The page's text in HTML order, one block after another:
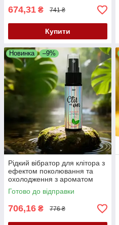
674,31 ₴ 741 ₴
Купити
Новинка –9%
Рідкий вібратор для клітора з
ефектом поколювання та
охолодження з ароматом
перцевої м’яти Intt Clit Me On
Peppermint, 12 мл
Готово до відправки
706,16 ₴ 776 ₴